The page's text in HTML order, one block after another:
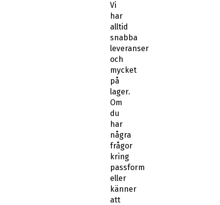
Vi
har
alltid
snabba
leveranser
och
mycket
på
lager.
Om
du
har
några
frågor
kring
passform
eller
känner
att